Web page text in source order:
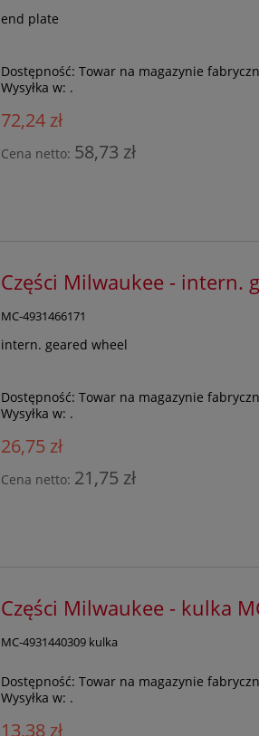
end plate
Dostępność: Towar na magazynie
Wysyłka w: .
72,24 zł
Cena netto: 58,73 zł
Części Milwaukee - intern.
MC-4931466171
intern. geared wheel
Dostępność: Towar na magazynie
Wysyłka w: .
26,75 zł
Cena netto: 21,75 zł
Części Milwaukee - kulka
MC-4931440309 kulka
Dostępność: Towar na magazynie
Wysyłka w: .
13,38 zł